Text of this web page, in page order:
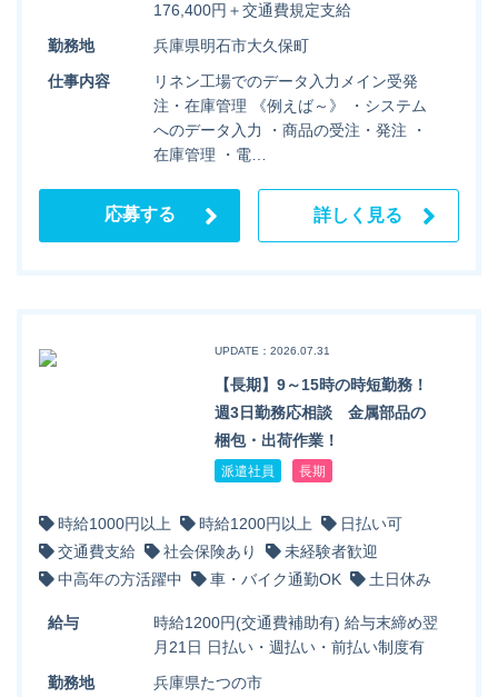
176,400円＋交通費規定支給
勤務地
兵庫県明石市大久保町
仕事内容
リネン工場でのデータ入力メイン受発
注・在庫管理 《例えば～》 ・システム
へのデータ入力 ・商品の受注・発注 ・
在庫管理 ・電…
応募する 詳しく見る
UPDATE：2026.07.31
【長期】9～15時の時短勤務！
週3日勤務応相談 金属部品の
梱包・出荷作業！
派遣社員 長期
時給1000円以上 時給1200円以上
日払い可
交通費支給
社会保険あり
未経験者歓迎
中高年の方活躍中
車・バイク通勤OK 土日休み
給与
時給1200円(交通費補助有) 給与末締め翌
月21日 日払い・週払い・前払い制度有
勤務地
兵庫県たつの市